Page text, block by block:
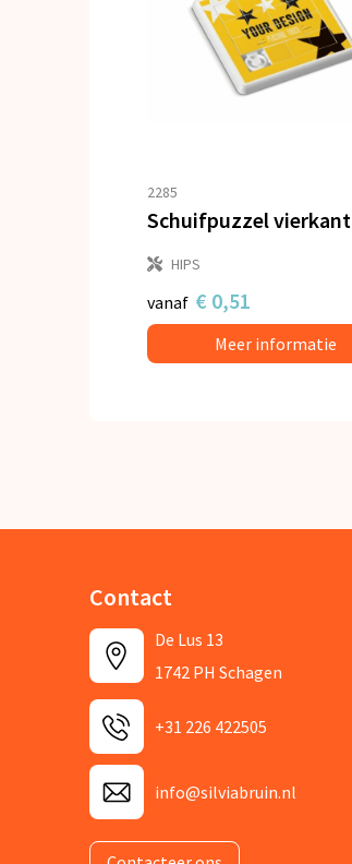
2285
Schuifpuzzel vierkant
HIPS
vanaf € 0,51
Meer informatie
Contact
De Lus 13
1742 PH Schagen
+31 226 422505
info@silviabruin.nl